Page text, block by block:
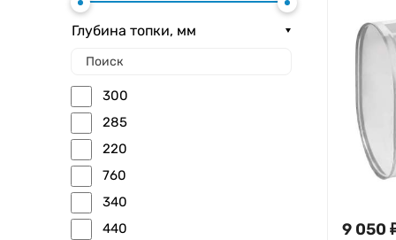
Глубина топки, мм
300
285
220
760
340
440
9 050